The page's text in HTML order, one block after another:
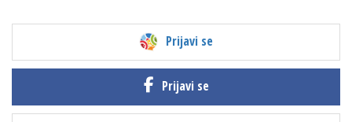
Prijavi se
Prijavi se